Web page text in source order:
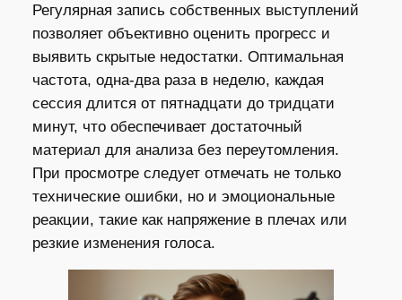
Регулярная запись собственных выступлений
позволяет объективно оценить прогресс и
выявить скрытые недостатки. Оптимальная
частота, одна‑два раза в неделю, каждая
сессия длится от пятнадцати до тридцати
минут, что обеспечивает достаточный
материал для анализа без переутомления.
При просмотре следует отмечать не только
технические ошибки, но и эмоциональные
реакции, такие как напряжение в плечах или
резкие изменения голоса.